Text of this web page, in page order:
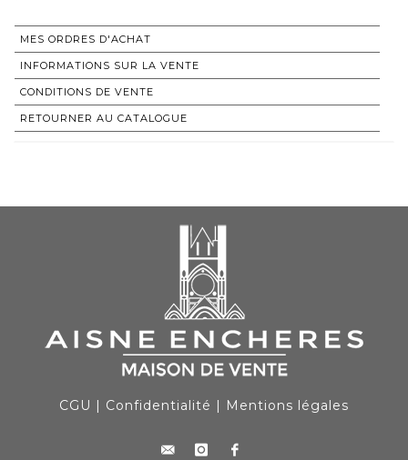
MES ORDRES D'ACHAT
INFORMATIONS SUR LA VENTE
CONDITIONS DE VENTE
RETOURNER AU CATALOGUE
CGU | Confidentialité | Mentions légales